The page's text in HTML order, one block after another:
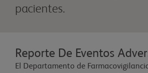
pacientes.
Reporte De Eventos
El Departamento de